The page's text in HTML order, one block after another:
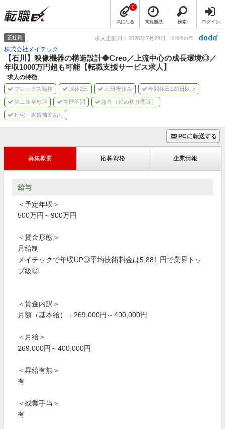
気になる
0
閲覧履歴 検索 ログイン
正社員 求人更新日：2026年7月29日 情報提供元
株式会社メイテック
【石川】映像機器の構造設計◆Creo／上流中心の成長環境◎／
年収1000万円超も可能【転職支援サービス求人】
求人の特徴
フレックス勤務 週休2日 土日祝休み 年間休日120日以上
第二新卒歓迎 学歴不問 急募（締め切り間近）
社宅・家賃補助あり
PCに転送する
募集概要 応募資格 企業情報
給与
＜予定年収＞
500万円～900万円
＜賃金形態＞
月給制
メイテックで年収UP◎平均技術料金は5,881 円で業界トッ
プ級◎
＜賃金内訳＞
月額（基本給）：269,000円～400,000円
＜月給＞
269,000円～400,000円
＜昇給有無＞
有
＜残業手当＞
有